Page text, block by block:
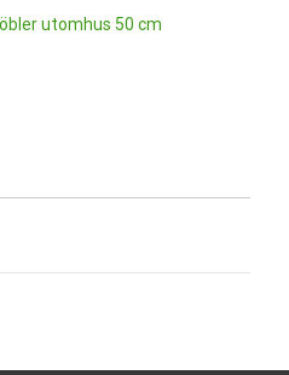
utomhus 50 cm